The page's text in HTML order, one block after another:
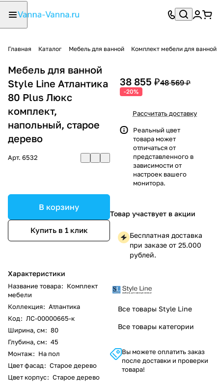
Главная Каталог Мебель для ванной Комплект мебели для ванной
Мебель для ванной
Style Line Атлантика
80 Plus Люкс
комплект,
напольный, старое
дерево
Арт. 6532
В корзину
Купить в 1 клик
Характеристики
Название товара: Комплект
мебели
Коллекция: Атлантика
Код: ЛС-00000665-к
Ширина, см: 80
Глубина, см: 45
Монтаж: На пол
Цвет фасад: Старое дерево
Цвет корпус: Старое дерево
38 855 ₽48 569 ₽
-20%
Рассчитать доставку
Реальный цвет
товара может
отличаться от
представленного в
зависимости от
настроек вашего
монитора.
Товар участвует в акции
Бесплатная доставка
при заказе от 25.000
рублей.
Все товары Style Line
Все товары категории
Вы можете оплатить заказ
после доставки и проверки
товара!